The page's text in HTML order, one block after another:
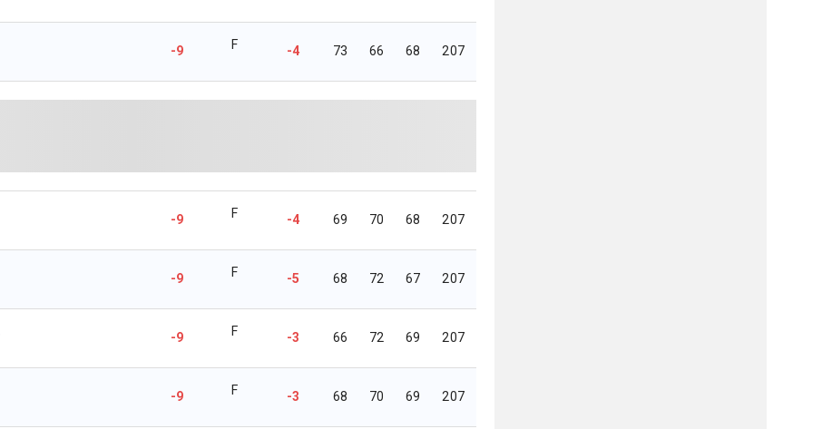
-9 F -4 73 66 68 207
-9 F -4 69 70 68 207
-9 F -5 68 72 67 207
-9 F -3 66 72 69 207
-9 F -3 68 70 69 207